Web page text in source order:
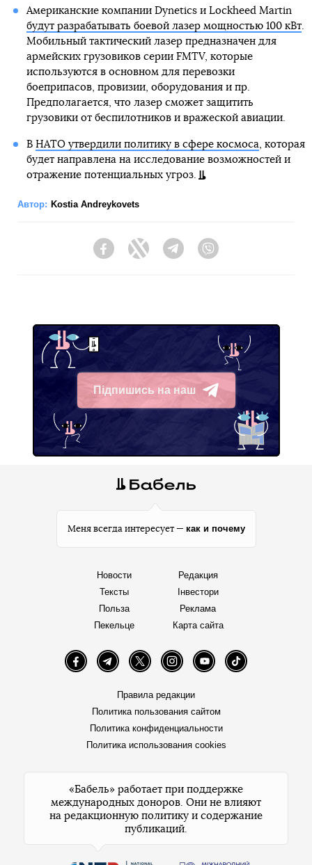
Американские компании Dynetics и Lockheed Martin
будут разрабатывать боевой лазер мощностью 100 кВт.
Мобильный тактический лазер предназначен для
армейских грузовиков серии FMTV, которые
используются в основном для перевозки
боеприпасов, провизии, оборудования и пр.
Предполагается, что лазер сможет защитить
грузовики от беспилотников и вражеской авиации.
В НАТО утвердили политику в сфере космоса, которая
будет направлена на исследование возможностей и
отражение потенциальных угроз.
Автор: Kostia Andreykovets
FacebookTwitter Telegram
Підпишись на наш
Telegram
Меня всегда интересует — как и почему
Новости
Тексты
Польза
Пекельце
Редакция
Інвестори
Реклама
Карта сайта
FacebookTelegramTwitter InstagramYouTube TikTok
Правила редакции
Политика пользования сайтом
Политика конфиденциальности
Политика использования cookies
«Бабель» работает при поддержке
международных доноров. Они не влияют
на редакционную политику и содержание
публикаций.